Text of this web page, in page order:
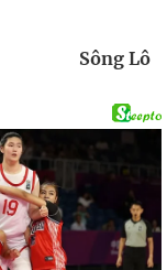
Sông Lô